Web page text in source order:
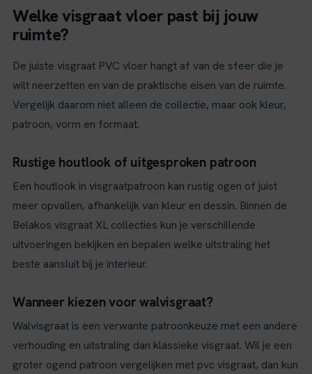
Welke visgraat vloer past bij jouw
ruimte?
De juiste visgraat PVC vloer hangt af van de sfeer die je
wilt neerzetten en van de praktische eisen van de ruimte.
Vergelijk daarom niet alleen de collectie, maar ook kleur,
patroon, vorm en formaat.
Rustige houtlook of uitgesproken patroon
Een houtlook in visgraatpatroon kan rustig ogen of juist
meer opvallen, afhankelijk van kleur en dessin. Binnen de
Belakos visgraat XL collecties kun je verschillende
uitvoeringen bekijken en bepalen welke uitstraling het
beste aansluit bij je interieur.
Wanneer kiezen voor walvisgraat?
Walvisgraat is een verwante patroonkeuze met een andere
verhouding en uitstraling dan klassieke visgraat. Wil je een
groter ogend patroon vergelijken met pvc visgraat, dan kun